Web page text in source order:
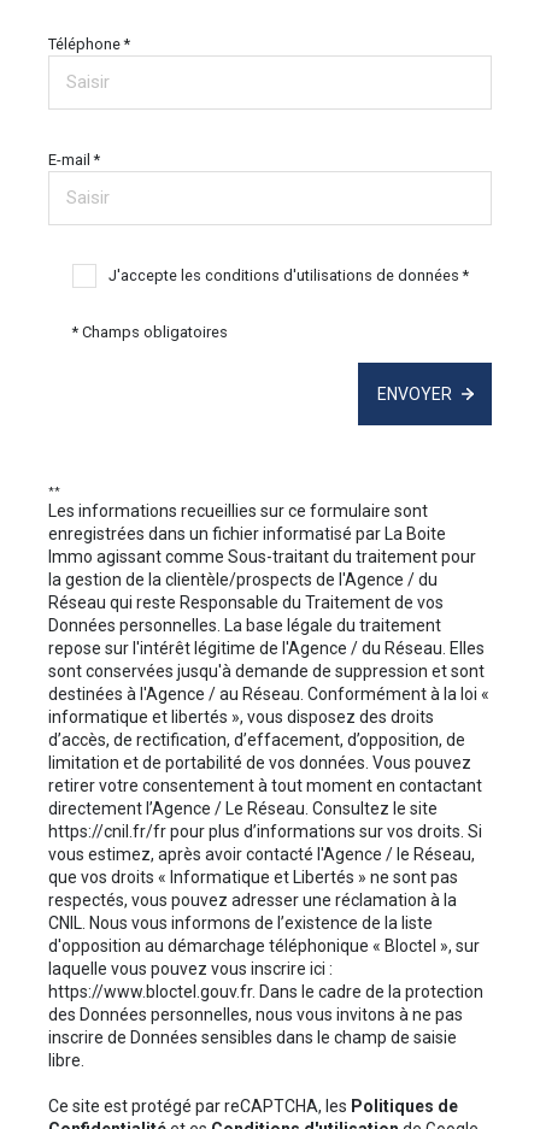
Téléphone *
E-mail *
J'accepte les conditions d'utilisations de données *
* Champs obligatoires
ENVOYER
**
Les informations recueillies sur ce formulaire sont
enregistrées dans un fichier informatisé par La Boite
Immo agissant comme Sous-traitant du traitement pour
la gestion de la clientèle/prospects de l'Agence / du
Réseau qui reste Responsable du Traitement de vos
Données personnelles. La base légale du traitement
repose sur l'intérêt légitime de l'Agence / du Réseau. Elles
sont conservées jusqu'à demande de suppression et sont
destinées à l'Agence / au Réseau. Conformément à la loi «
informatique et libertés », vous disposez des droits
d’accès, de rectification, d’effacement, d’opposition, de
limitation et de portabilité de vos données. Vous pouvez
retirer votre consentement à tout moment en contactant
directement l’Agence / Le Réseau. Consultez le site
https://cnil.fr/frpour plus d’informations sur vos droits. Si
vous estimez, après avoir contacté l'Agence / le Réseau,
que vos droits « Informatique et Libertés » ne sont pas
respectés, vous pouvez adresser une réclamation à la
CNIL. Nous vous informons de l’existence de la liste
d'opposition au démarchage téléphonique « Bloctel », sur
laquelle vous pouvez vous inscrire ici :
https://www.bloctel.gouv.fr. Dans le cadre de la protection
des Données personnelles, nous vous invitons à ne pas
inscrire de Données sensibles dans le champ de saisie
libre.
Ce site est protégé par reCAPTCHA, les Politiques de